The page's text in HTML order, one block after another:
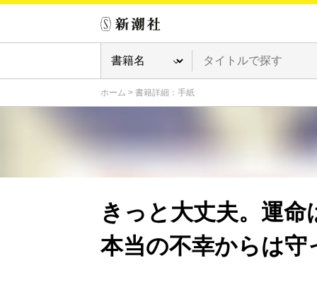
ホーム > 書籍詳細：手紙
きっと大丈夫。運
本当の不幸からは